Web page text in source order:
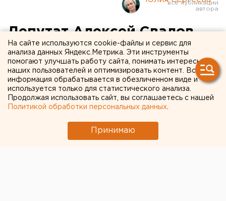
Депутат Алексей Свалов
наградил спасателей за
ликвидацию последствий
взрыва газа в Нижнем
Тагиле
На сайте используются cookie-файлы и сервис для
анализа данных Яндекс.Метрика. Эти инструменты
помогают улучшать работу сайта, понимать интересы
наших пользователей и оптимизировать контент. Вся
информация обрабатывается в обезличенном виде и
используется только для статистического анализа.
Продолжая использовать сайт, вы соглашаетесь с нашей
Политикой обработки персональных данных
Принимаю